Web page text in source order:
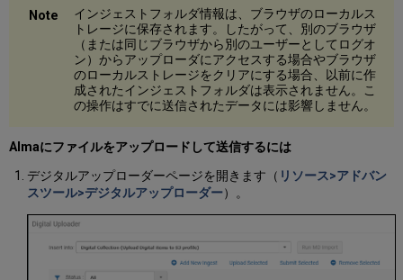
り
当
て
DC
XML
コ
レ
シ
ン
の
割
当
インジェストフォルダ情報は、ブラウザのローカルス
トレージに保存されます。したがって、別のブラウザ
（または同じブラウザから別のユーザーとしてログオ
ン）からアップローダにアクセスする場合やブラウザ
のローカルストレージをクリアにする場合、以前に作
成されたインジェストフォルダは表示されません。こ
の操作はすでに送信されたデータには影響しません。
Almaにファイルをアップロードして送信するには
デジタルアップローダーページを開きます（ リソース>アドバン
スツール>デジタルアップローダー）。